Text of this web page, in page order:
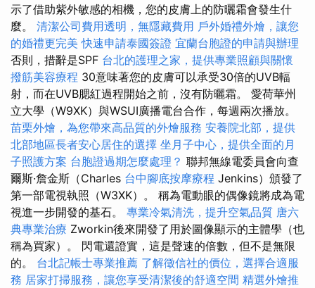
示了借助紫外敏感的相機，您的皮膚上的防曬霜會發生什
麼。 清潔公司費用透明，無隱藏費用 戶外婚禮外燴，讓您
的婚禮更完美 快速申請泰國簽證 宜蘭台胞證的申請與辦理
否則，措辭是SPF 台北的護理之家，提供專業照顧與關懷
撥筋美容療程 30意味著您的皮膚可以承受30倍的UVB輻
射，而在UVB腮紅過程開始之前，沒有防曬霜。 愛荷華州
立大學（W9XK）與WSUI廣播電台合作，每週兩次播放。
苗栗外燴，為您帶來高品質的外燴服務 安養院北部，提供
北部地區長者安心居住的選擇 坐月子中心，提供全面的月
子照護方案 台胞證過期怎麼處理？ 聯邦無線電委員會向查
爾斯·詹金斯（Charles 台中腳底按摩療程 Jenkins）頒發了
第一部電視執照（W3XK）。 稱為電動眼的偶像鏡將成為電
視進一步開發的基石。 專業冷氣清洗，提升空氣品質 唐六
典專業治療 Zworkin後來開發了用於圖像顯示的主體學（也
稱為買家）。 閃電還證實，這是聲速的倍數，但不是無限
的。 台北記帳士專業推薦 了解徵信社的價位，選擇合適服
務 居家打掃服務，讓您享受清潔後的舒適空間 精選外燴推